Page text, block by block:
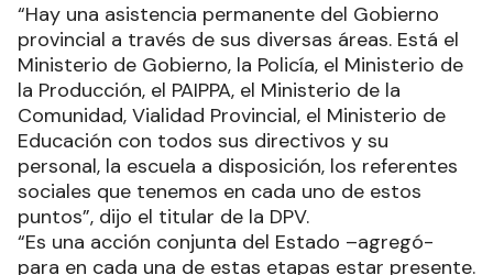
“Hay una asistencia permanente del Gobierno
provincial a través de sus diversas áreas. Está el
Ministerio de Gobierno, la Policía, el Ministerio de
la Producción, el PAIPPA, el Ministerio de la
Comunidad, Vialidad Provincial, el Ministerio de
Educación con todos sus directivos y su
personal, la escuela a disposición, los referentes
sociales que tenemos en cada uno de estos
puntos”, dijo el titular de la DPV.
“Es una acción conjunta del Estado –agregó-
para en cada una de estas etapas estar presente.